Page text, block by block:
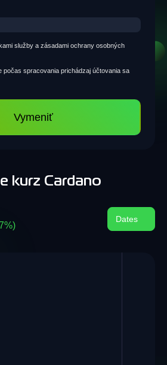
služby a zásadami ochrany osobných
počas spracovania prichádzaj účtovania sa
Vymeniť
kurz Cardano
Dates